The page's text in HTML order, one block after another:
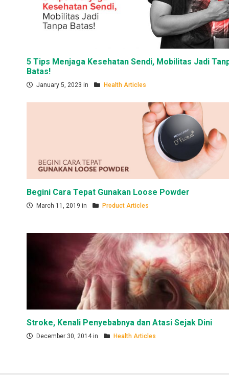
5 Tips Menjaga Kesehatan Sendi, Mobilitas Jadi
Batas!
January 5, 2023 in Health Articles
Begini Cara Tepat Gunakan Loose Powder
March 11, 2019 in Product Articles
Stroke, Kenali Penyebabnya dan Atasi Sejak Dini
December 30, 2014 in Health Articles